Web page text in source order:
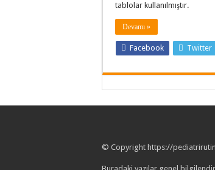
tablolar kullanılmıştır.
Devamı »
Facebook Twitter
© Copyright https://